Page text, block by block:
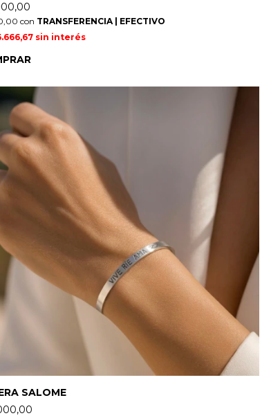
con TRANSFERENCIA | EFECTIVO
sin interés
SALOME